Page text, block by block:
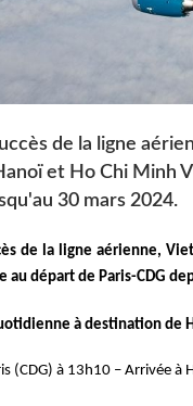
de la ligne
et Ho Chi Minh
30 mars 2024.
de la ligne aérienne,
au départ de Paris-CDG
à destination de
(CDG) à 13h10 – Arrivée à